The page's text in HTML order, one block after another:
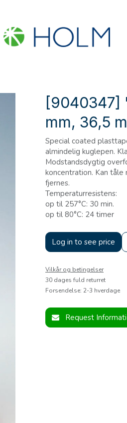
[9040347]
mm, 36,5
Special coated
almindelig kuglepen.
Modstandsdygtig
koncentration. Kan
fjernes.
Temperaturresistens:
op til 257°C: 30 min.
op til 80°C: 24 timer
Log in to see price
Vilkår og betingelser
30 dages fuld returret
Forsendelse: 2-3 hverdage
Request